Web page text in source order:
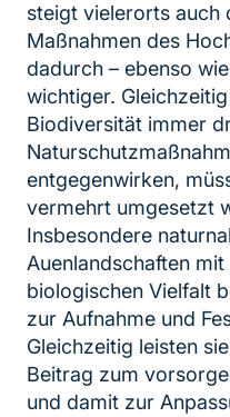
steigt vielerorts auch
Maßnahmen des
dadurch – ebenso
wichtiger.
Biodiversität immer
entgegenwirken,
vermehrt umgesetzt
Insbesondere
Auenlandschaften
biologischen Vielfalt
zur Aufnahme und
Gleichzeitig leisten
Beitrag zum
und damit zur